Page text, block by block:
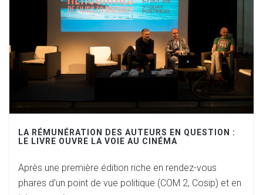
LA RÉMUNÉRATION DES AUTEURS EN QUESTION :
LE LIVRE OUVRE LA VOIE AU CINÉMA
Après une première édition riche en rendez-vous
phares d’un point de vue politique (COM 2, Cosip) et en